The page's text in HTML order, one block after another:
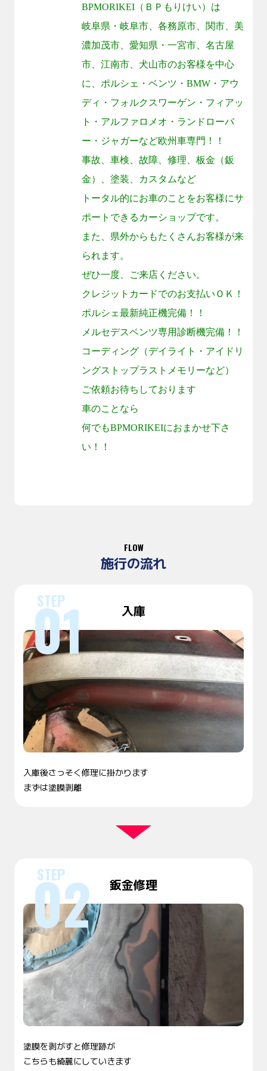
BPMORIKEI （ＢＰもりけい）は
岐阜県・岐阜市、各務原市、関市、美
濃加茂市、愛知県・一宮市、名古屋
市、江南市、犬山市のお客様を中心
に、ポルシェ・ベンツ・ BMW ・アウ
ディ・フォルクスワーゲン・フィアッ
ト・アルファロメオ・ランドローバ
ー・ジャガーなど欧州車専門！！
事故、車検、故障、修理、板金（鈑
金）、塗装、カスタムなど
トータル的にお車のことをお客様にサ
ポートできるカーショップです。
また、県外からもたくさんお客様が来
られます。
ぜひ一度、ご来店ください。
クレジットカードでのお支払いＯＫ！
ポルシェ最新純正機完備！！
メルセデスベンツ専用診断機完備！！
コーディング（デイライト・アイドリ
ングストップラストメモリーなど）
ご依頼お待ちしております
車のことなら
何でもBPMORIKEIにおまかせ下さ
い！！
FLOW
施行の流れ
入庫
入庫後さっそく修理に掛かります
まずは塗膜剥離
鈑金修理
塗膜を剥がすと修理跡が
こちらも綺麗にしていきます